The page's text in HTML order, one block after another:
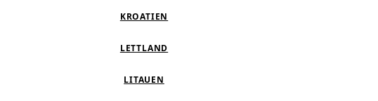
KROATIEN
LETTLAND
LITAUEN